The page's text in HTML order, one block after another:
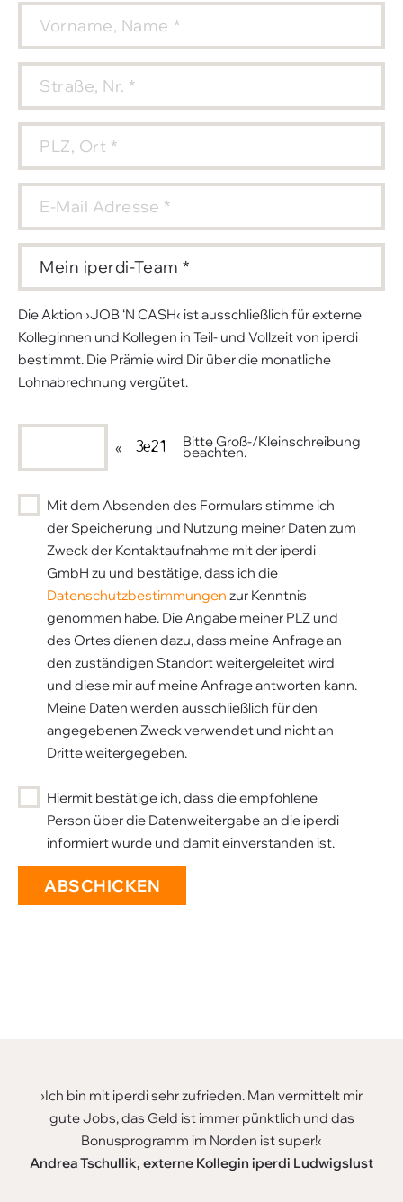
Die Aktion ›JOB ‘N CASH‹ ist ausschließlich für externe
Kolleginnen und Kollegen in Teil- und Vollzeit von iperdi
bestimmt. Die Prämie wird Dir über die monatliche
Lohnabrechnung vergütet.
« Bitte Groß-/Kleinschreibung
beachten.
Mit dem Absenden des Formulars stimme ich
der Speicherung und Nutzung meiner Daten zum
Zweck der Kontaktaufnahme mit der iperdi
GmbH zu und bestätige, dass ich die
Datenschutzbestimmungen zur Kenntnis
genommen habe. Die Angabe meiner PLZ und
des Ortes dienen dazu, dass meine Anfrage an
den zuständigen Standort weitergeleitet wird
und diese mir auf meine Anfrage antworten kann.
Meine Daten werden ausschließlich für den
angegebenen Zweck verwendet und nicht an
Dritte weitergegeben.
Hiermit bestätige ich, dass die empfohlene
Person über die Datenweitergabe an die iperdi
informiert wurde und damit einverstanden ist.
›Ich bin mit iperdi sehr zufrieden. Man vermittelt mir
gute Jobs, das Geld ist immer pünktlich und das
Bonusprogramm im Norden ist super!‹
Andrea Tschullik, externe Kollegin iperdi Ludwigslust